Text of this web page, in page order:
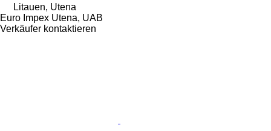
Litauen, Utena
Euro Impex Utena, UAB
Verkäufer kontaktieren